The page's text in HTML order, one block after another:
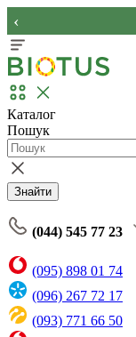
‹
Каталог
Пошук
Знайти
(044) 545 77 23
(095) 898 01 74
(096) 267 72 17
(093) 771 66 50